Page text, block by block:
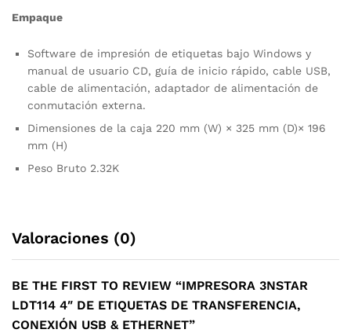
Empaque
Software de impresión de etiquetas bajo Windows y
manual de usuario CD, guía de inicio rápido, cable USB,
cable de alimentación, adaptador de alimentación de
conmutación externa.
Dimensiones de la caja 220 mm (W) × 325 mm (D)× 196
mm (H)
Peso Bruto 2.32K
Valoraciones (0)
BE THE FIRST TO REVIEW “IMPRESORA 3NSTAR
LDT114 4″ DE ETIQUETAS DE TRANSFERENCIA,
CONEXIÓN USB & ETHERNET”